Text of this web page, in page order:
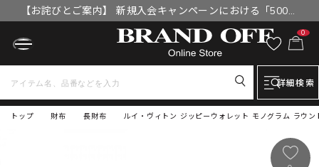
【お詫びとご案内】 新規入会キャンペーンにおける「500円
OFFクーポン」付与漏れと補填について
0
詳細検索
トップ ルイ・ヴィトン ジッピーウォレット モノグラム ラウ
財布 長財布